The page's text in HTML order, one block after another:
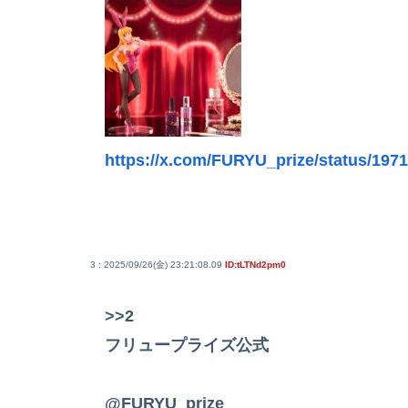
https://x.com/FURYU_prize/status/
3 : 2025/09/26(金) 23:21:08.09 ID:tLTNd2pm0
>>2
フリュープライズ公式
@FURYU_prize